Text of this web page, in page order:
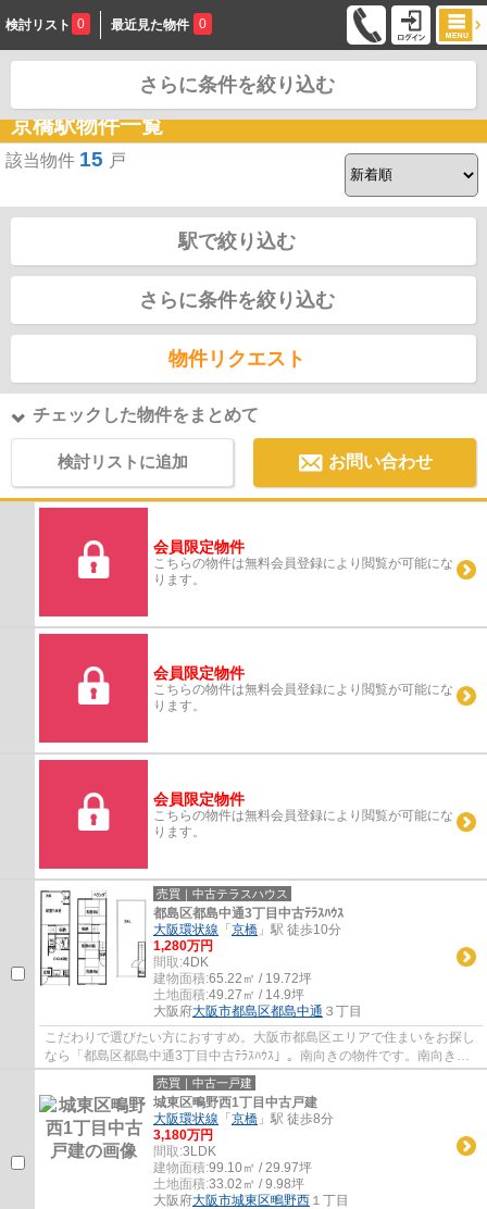
検討リスト 0 最近見た物件 0
京橋駅物件一覧
該当物件 15 戸
駅で絞り込む
さらに条件を絞り込む
物件リクエスト
チェックした物件をまとめて
検討リストに追加 お問い合わせ
会員限定物件
こちらの物件は無料会員登録により閲覧が可能にな
ります。
会員限定物件
こちらの物件は無料会員登録により閲覧が可能にな
ります。
会員限定物件
こちらの物件は無料会員登録により閲覧が可能にな
ります。
売買｜中古テラスハウス
都島区都島中通3丁目中古ﾃﾗｽﾊｳｽ
大阪環状線 「 京橋 」駅 徒歩10分
1,280万円
間取:4DK
建物面積:65.22㎡ / 19.72坪
土地面積:49.27㎡ / 14.9坪
大阪府大阪市都島区都島中通 ３丁目
こだわりで選びたい方におすすめ。大阪市都島区エリアで住まいをお探し
なら「都島区都島中通3丁目中古ﾃﾗｽﾊｳｽ」。南向きの物件です。南向きの
物件をお探しの方、コチラよりご覧ください...
売買｜中古一戸建
城東区鴫野西1丁目中古戸建
大阪環状線 「 京橋 」駅 徒歩8分
3,180万円
間取:3LDK
建物面積:99.10㎡ / 29.97坪
土地面積:33.02㎡ / 9.98坪
大阪府大阪市城東区鴫野西 １丁目
さらに条件を絞り込む